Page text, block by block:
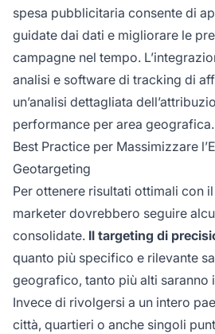
spesa pubblicitaria consente di
guidate dai dati e migliorare le
campagne nel tempo.
analisi e software di tracking di
un’analisi dettagliata
performance per area geografica.
Best Practice per Massimizzare
Geotargeting
Per ottenere risultati ottimali con
marketer dovrebbero seguire
consolidate. Il targeting di
quanto più specifico e rilevante
geografico, tanto più alti saranno
Invece di rivolgersi a un intero
città, quartieri o anche singoli